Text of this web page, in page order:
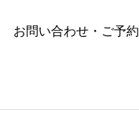
お問い合わせ・ご予約